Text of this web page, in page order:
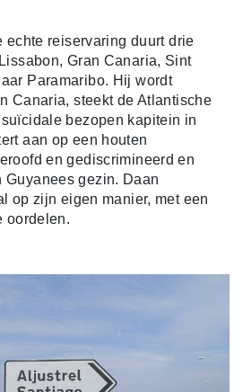
echte reiservaring duurt drie
Gran Canaria, Sint
Paramaribo. Hij wordt
Canaria, steekt de Atlantische
bezopen kapitein in
aan op een houten
en gediscrimineerd en
gezin. Daan
op zijn eigen manier, met een
oordelen.